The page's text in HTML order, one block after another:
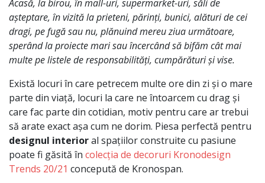
Acasă, la birou, în mall-uri, supermarket-uri, săli de
așteptare, în vizită la prieteni, părinți, bunici, alături de cei
dragi, pe fugă sau nu, plănuind mereu ziua următoare,
sperând la proiecte mari sau încercând să bifăm cât mai
multe pe listele de responsabilități, cumpărături și vise.
Există locuri în care petrecem multe ore din zi și o mare
parte din viață, locuri la care ne întoarcem cu drag și
care fac parte din cotidian, motiv pentru care ar trebui
să arate exact așa cum ne dorim. Piesa perfectă pentru
designul interioral spațiilor construite cu pasiune
poate fi găsită în colecția de decoruri Kronodesign
Trends 20/21 concepută de Kronospan.